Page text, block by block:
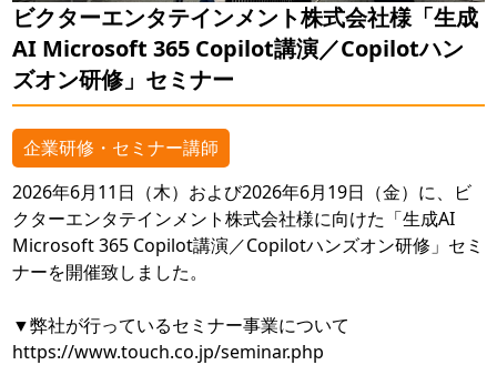
ビクターエンタテインメント株式会社様「生成
AI Microsoft 365 Copilot講演／Copilotハン
ズオン研修」セミナー
企業研修・セミナー講師
2026年6月11日（木）および2026年6月19日（金）に、ビ
クターエンタテインメント株式会社様に向けた「生成AI
Microsoft 365 Copilot講演／Copilotハンズオン研修」セミ
ナーを開催致しました。
▼弊社が行っているセミナー事業について
https://www.touch.co.jp/seminar.php